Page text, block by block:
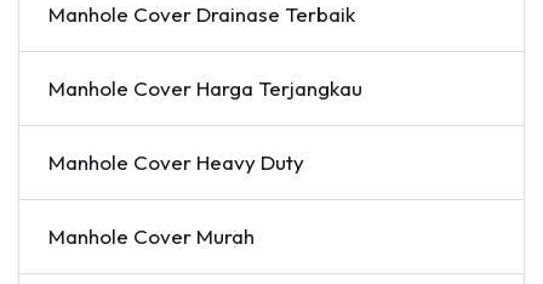
Manhole Cover Drainase Terbaik
Manhole Cover Harga Terjangkau
Manhole Cover Heavy Duty
Manhole Cover Murah